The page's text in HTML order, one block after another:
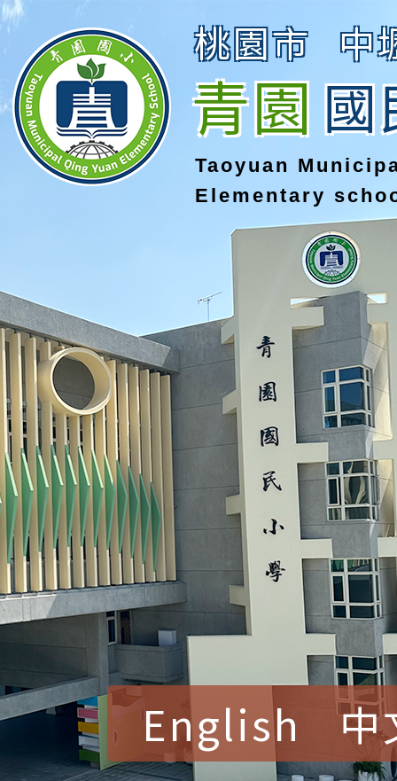
桃園市 中
青園國
Taoyuan
Elementary
English 中
賀！本校參加桃園市中